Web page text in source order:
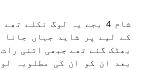
شام 4 بجے یہ لوگ نکلے
کے لیے پر شاید جہاں جانا
بھٹک گئے تھے جبھی اتنی
بعد ان کو ان کی مطلوبہ